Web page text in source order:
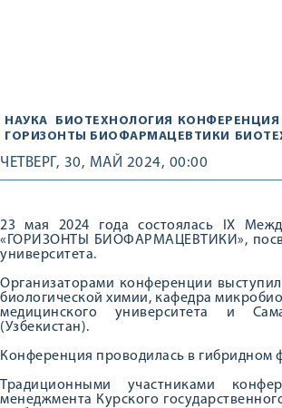
НАУКА БИОТЕХНОЛОГИЯ КОНФЕРЕНЦИЯ
ГОРИЗОНТЫ БИОФАРМАЦЕВТИКИ
ЧЕТВЕРГ, 30, МАЙ 2024, 00:00
23 мая 2024 года состоялась IХ
«ГОРИЗОНТЫ БИОФАРМАЦЕВТИКИ»,
университета.
Организаторами конференции
биологической химии, кафедра
медицинского университета и
(Узбекистан).
Конференция проводилась в гибридном
Традиционными участниками
менеджмента Курского